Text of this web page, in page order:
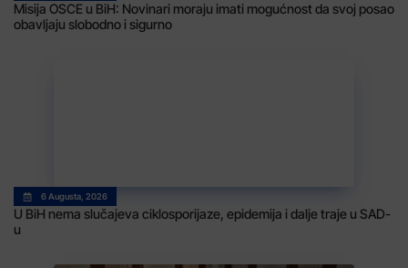
Misija OSCE u BiH: Novinari moraju imati mogućnost da svoj posao
obavljaju slobodno i sigurno
6 Augusta, 2026
U BiH nema slučajeva ciklosporijaze, epidemija i dalje traje u SAD-
u